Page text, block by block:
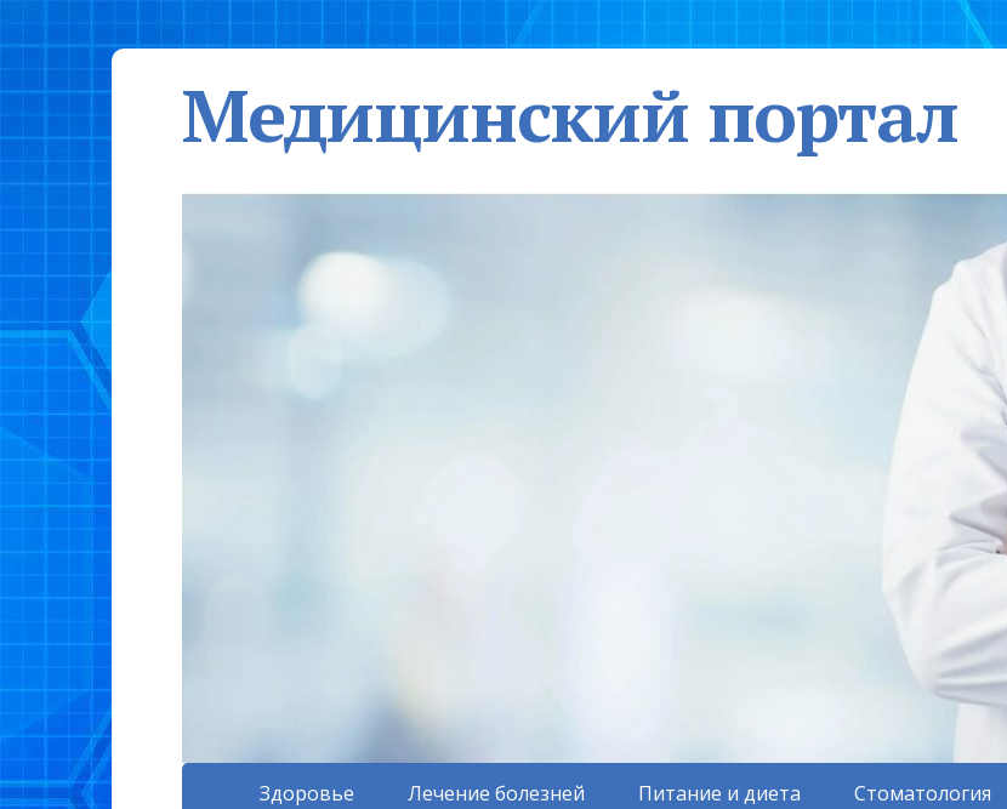
Медицинский портал
Здоровье Лечение болезней Питание и диета Стоматология